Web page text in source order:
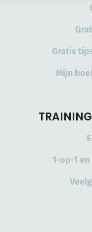
Gratis
Mijn
1-op-1